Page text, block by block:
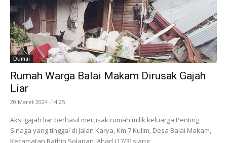
Dumai
Rumah Warga Balai Makam Dirusak Gajah
Liar
20 Maret 2024 -14:25
Aksi gajah liar berhasil merusak rumah milik keluarga Penting
Sinaga yang tinggal di Jalan Karya, Km 7 Kulim, Desa Balai Makam,
Kecamatan Bathin Solapan, Ahad (17/3) siang.